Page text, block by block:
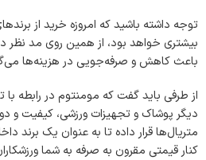
توجه داشته باشید که امروزه خرید از
بیشتری خواهد بود، از همین روی مد نظر
باعث کاهش و صرفه‌جویی در هزینه‌ها
از طرفی باید گفت که مومنتوم در رابطه
دیگر پوشاک و تجهیزات ورزشی، کیفیت و
متریال‌ها قرار داده تا به عنوان یک برند
کنار قیمتی مقرون به صرفه به شما